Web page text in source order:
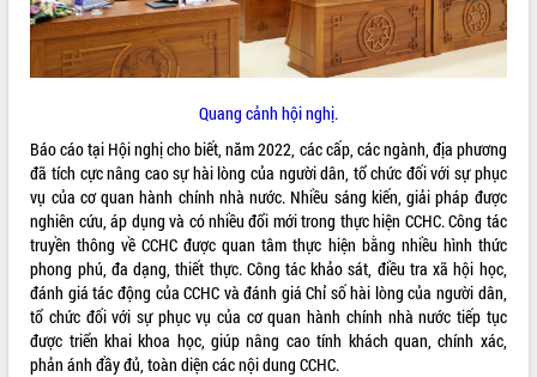
Quang cảnh hội nghị.
Báo cáo tại Hội nghị cho biết, năm 2022, các cấp, các ngành, địa phương
đã tích cực nâng cao sự hài lòng của người dân, tổ chức đối với sự phục
vụ của cơ quan hành chính nhà nước. Nhiều sáng kiến, giải pháp được
nghiên cứu, áp dụng và có nhiều đổi mới trong thực hiện CCHC. Công tác
truyền thông về CCHC được quan tâm thực hiện bằng nhiều hình thức
phong phú, đa dạng, thiết thực. Công tác khảo sát, điều tra xã hội học,
đánh giá tác động của CCHC và đánh giá Chỉ số hài lòng của người dân,
tổ chức đối với sự phục vụ của cơ quan hành chính nhà nước tiếp tục
được triển khai khoa học, giúp nâng cao tính khách quan, chính xác,
phản ánh đầy đủ, toàn diện các nội dung CCHC.